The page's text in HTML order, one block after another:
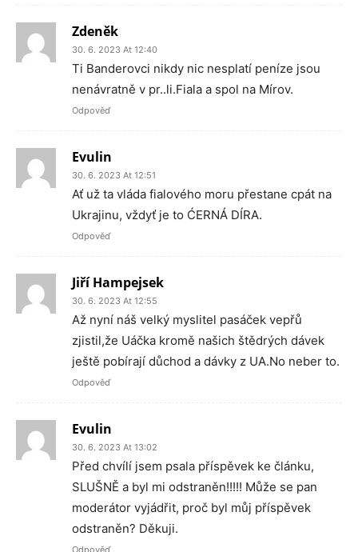
Zdeněk
30. 6. 2023 At 12:40
Ti Banderovci nikdy nic nesplatí peníze jsou
nenávratně v pr..li.Fiala a spol na Mírov.
Odpověď
Evulin
30. 6. 2023 At 12:51
Ať už ta vláda fialového moru přestane cpát na
Ukrajinu, vždyť je to ĆERNÁ DÍRA.
Odpověď
Jiří Hampejsek
30. 6. 2023 At 12:55
Až nyní náš velký myslitel pasáček vepřů
zjistil,že Uáčka kromě našich štědrých dávek
ještě pobírají důchod a dávky z UA.No neber to.
Odpověď
Evulin
30. 6. 2023 At 13:02
Před chvílí jsem psala příspěvek ke článku,
SLUŠNĚ a byl mi odstraněn!!!!! Může se pan
moderátor vyjádřit, proč byl můj příspěvek
odstraněn? Děkuji.
Odpověď